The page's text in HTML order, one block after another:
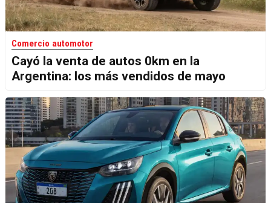
Comercio automotor
Cayó la venta de autos 0km en la
Argentina: los más vendidos de mayo